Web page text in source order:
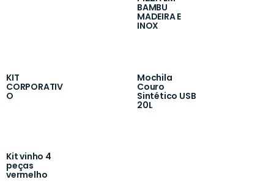
BAMBU
MADEIRA E
INOX
KIT
CORPORATIV
O
Mochila
Couro
Sintético USB
20L
Kit vinho 4
peças
vermelho